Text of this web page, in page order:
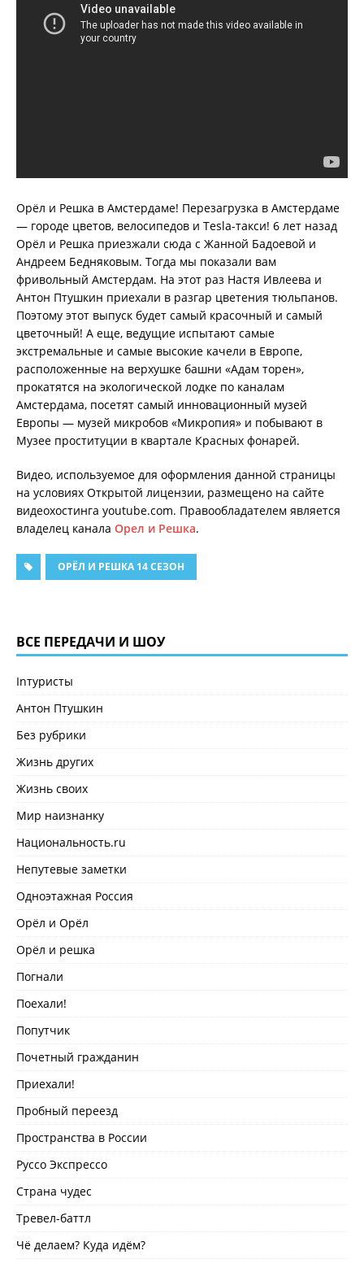
Орёл и Решка в Амстердаме! Перезагрузка в Амстердаме
— городе цветов, велосипедов и Tesla-такси! 6 лет назад
Орёл и Решка приезжали сюда с Жанной Бадоевой и
Андреем Бедняковым. Тогда мы показали вам
фривольный Амстердам. На этот раз Настя Ивлеева и
Антон Птушкин приехали в разгар цветения тюльпанов.
Поэтому этот выпуск будет самый красочный и самый
цветочный! А еще, ведущие испытают самые
экстремальные и самые высокие качели в Европе,
расположенные на верхушке башни «Адам торен»,
прокатятся на экологической лодке по каналам
Амстердама, посетят самый инновационный музей
Европы — музей микробов «Микропия» и побывают в
Музее проституции в квартале Красных фонарей.
Видео, используемое для оформления данной страницы
на условиях Открытой лицензии, размещено на сайте
видеохостинга youtube.com. Правообладателем является
владелец канала Орел и Решка.
ОРЁЛ И РЕШКА 14 СЕЗОН
ВСЕ ПЕРЕДАЧИ И ШОУ
Inтуристы
Антон Птушкин
Без рубрики
Жизнь других
Жизнь своих
Мир наизнанку
Национальность.ru
Непутевые заметки
Одноэтажная Россия
Орёл и Орёл
Орёл и решка
Погнали
Поехали!
Попутчик
Почетный гражданин
Приехали!
Пробный переезд
Пространства в России
Руссо Экспрессо
Страна чудес
Тревел-баттл
Чё делаем? Куда идём?